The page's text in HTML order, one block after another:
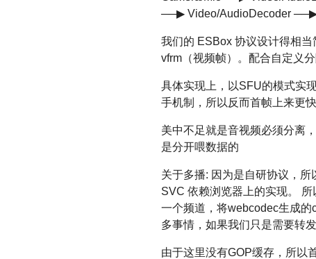
──▶ Video/AudioDecoder
我们的 ESBox 协议设计得相
vfrm（视频帧）。配合自定义
具体实现上，以SFU的模式实
手机制，所以反而首帧上来更
美中不足就是音视频必须分离
是分开喂数据的
关于多播: 因为是自研协议，所
SVC 依赖浏览器上的实现。
一个频道，将webcodec生成
多事情，如果我们只是需要转
由于这里没有GOP缓存，所以